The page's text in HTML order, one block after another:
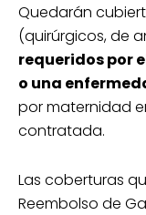
Quedarán
(quirúrgicos, de
requeridos por
o una
por maternidad
contratada.
Las coberturas
Reembolso de